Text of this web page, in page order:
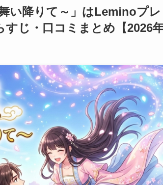
い降りて～」はLeminoプ
じ・口コミまとめ【2026年